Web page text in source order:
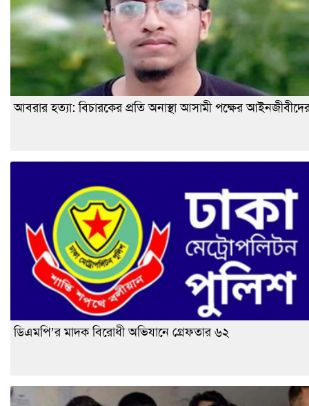
আবরার হত্যা: বিচারকের প্রতি অনাস্থা আসামী পক্ষের
ডিএমপি’র মাদক বিরোধী অভিযানে গ্রেফতার ৬২